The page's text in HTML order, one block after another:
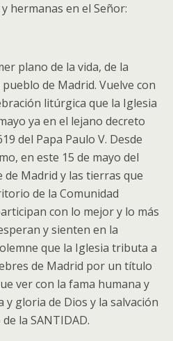
hermanas en el Señor:
plano de la vida, de la
de Madrid. Vuelve con
litúrgica que la Iglesia
ya en el lejano decreto
del Papa Paulo V. Desde
en este 15 de mayo del
de Madrid y las tierras que
de la Comunidad
con lo mejor y lo más
y sienten en la
que la Iglesia tributa a
de Madrid por un título
ver con la fama humana y
y gloria de Dios y la salvación
la SANTIDAD.